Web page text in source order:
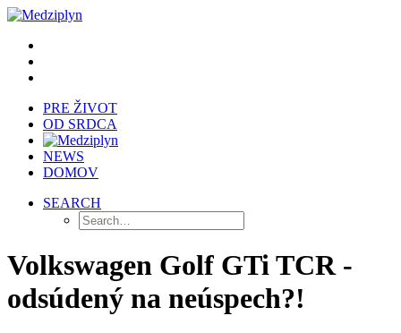
PRE ŽIVOT
OD SRDCA
NEWS
DOMOV
SEARCH
Volkswagen Golf GTi TCR -
odsúdený na neúspech?!